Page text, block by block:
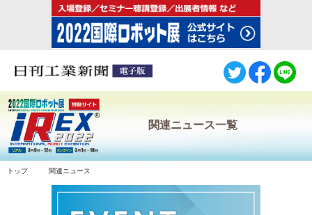
トップ 関連ニュース
関連ニュース一覧